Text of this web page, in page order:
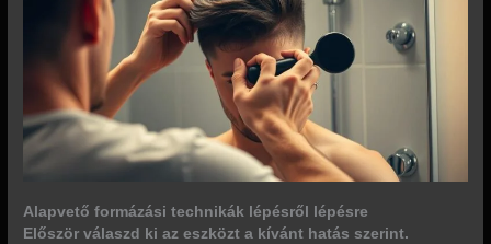
Alapvető formázási technikák lépésről lépésre
Először válaszd ki az eszközt a kívánt hatás szerint.